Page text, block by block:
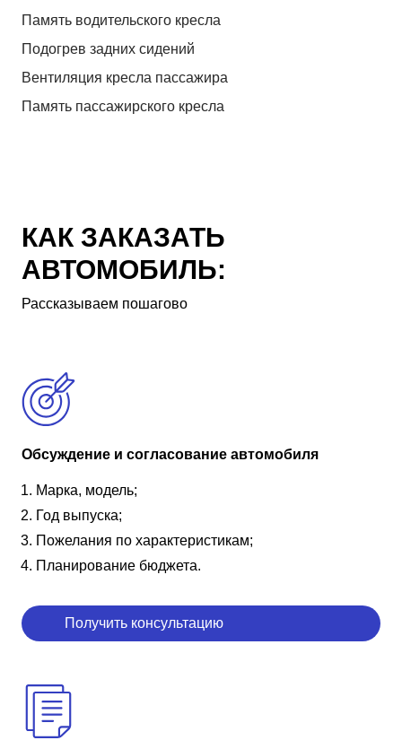
Память водительского кресла
Подогрев задних сидений
Вентиляция кресла пассажира
Память пассажирского кресла
КАК ЗАКАЗАТЬ
АВТОМОБИЛЬ:
Рассказываем пошагово
Обсуждение и согласование автомобиля
Марка, модель;
Год выпуска;
Пожелания по характеристикам;
Планирование бюджета.
Получить консультацию